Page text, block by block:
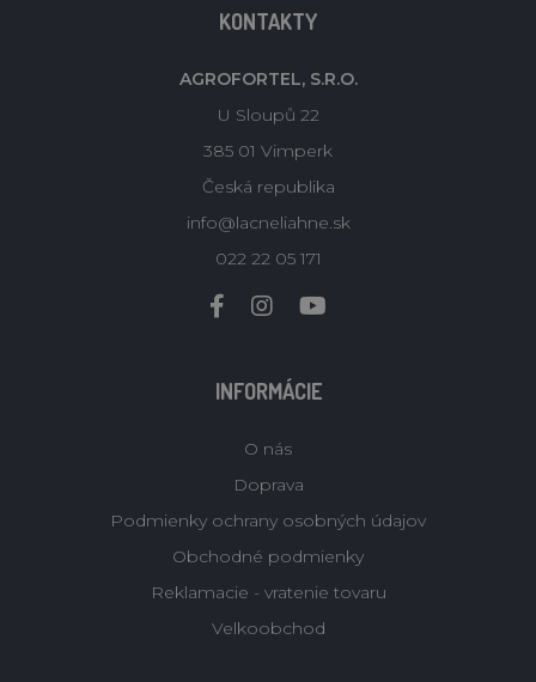
KONTAKTY
AGROFORTEL, S.R.O.
U Sloupů 22
385 01 Vimperk
Česká republika
info@lacneliahne.sk
022 22 05 171
INFORMÁCIE
O nás
Doprava
Podmienky ochrany osobných údajov
Obchodné podmienky
Reklamacie - vratenie tovaru
Velkoobchod